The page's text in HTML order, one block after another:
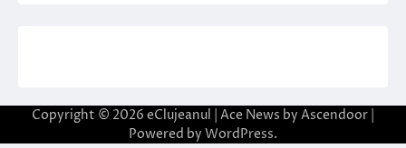
Copyright © 2026 eClujeanul | Ace News by Ascendoor
Powered by WordPress.